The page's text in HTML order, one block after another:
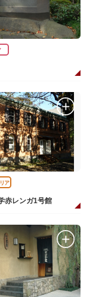
ア
赤レンガ1号館